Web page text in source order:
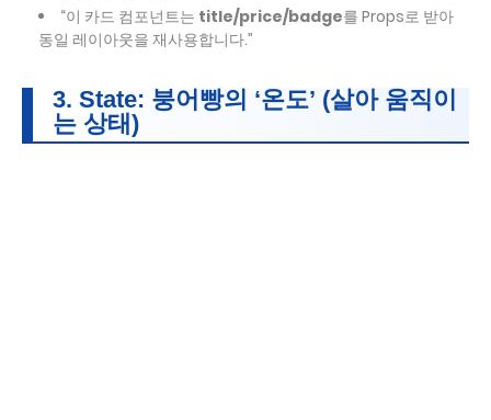
“이 카드 컴포넌트는 title/price/badge를 Props로 받아
동일 레이아웃을 재사용합니다.”
3. State: 붕어빵의 ‘온도’ (살아 움직이
는 상태)